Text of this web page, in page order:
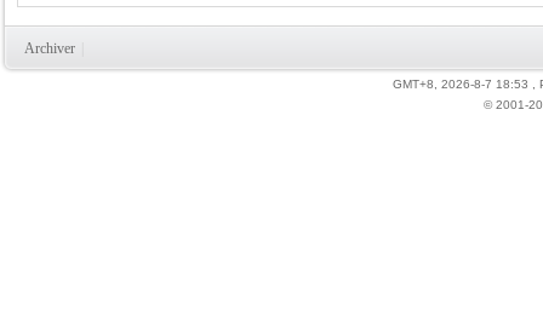
Archiver
GMT+8, 2026-8-7 18:53
© 2001-